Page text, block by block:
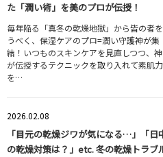
た「潤い術」を美のプロが伝授！
毎年陥る「真冬の乾燥地獄」から皆の者
うべく、保湿ケアのプロ=潤い守護神が集
結！いつものスキンケアを見直しつつ、
が伝授するテクニックを取り入れて素肌力
を…
2026.02.08
「目元の乾燥ジワが気になる…」「日
の乾燥対策は？」etc. 冬の乾燥トラブ